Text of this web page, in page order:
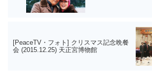
[PeaceTV・フォト] クリスマス記念晩餐
会 (2015.12.25) 天正宮博物館